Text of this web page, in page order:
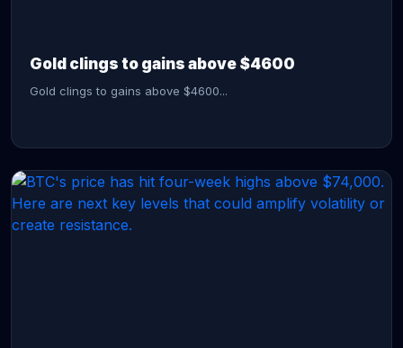
Gold clings to gains above $4600
Gold clings to gains above $4600...